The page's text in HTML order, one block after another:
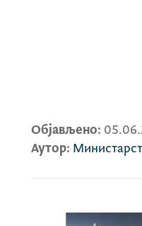
Објављено:
Аутор: